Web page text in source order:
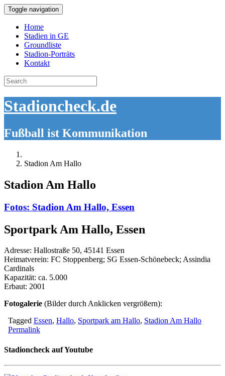
Toggle navigation
Home
Stadien in GE
Groundliste
Stadion-Porträts
Kontakt
Search
for:
Stadioncheck.de
Fußball ist Kommunikation
Stadion Am Hallo
Stadion Am Hallo
Fotos: Stadion Am Hallo, Essen
Sportpark Am Hallo, Essen
Adresse: Hallostraße 50, 45141 Essen
Heimatverein: FC Stoppenberg; SG Essen-Schönebeck; Assindia
Cardinals
Kapazität: ca. 5.000
Erbaut: 2001
Fotogalerie (Bilder durch Anklicken vergrößern):
Tagged Essen, Hallo, Sportpark am Hallo, Stadion Am Hallo
Permalink
Stadioncheck auf Youtube